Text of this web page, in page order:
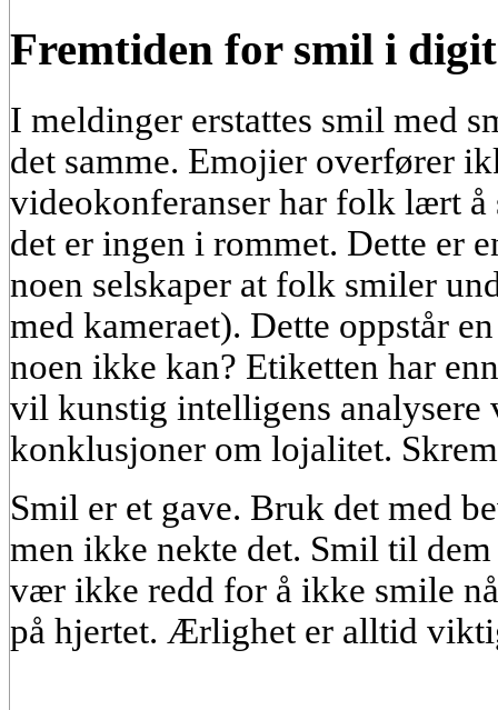
Fremtiden for smil i
I meldinger erstattes smil med
det samme. Emojier overfører
videokonferanser har folk lært å
det er ingen i rommet. Dette er
noen selskaper at folk smiler
med kameraet). Dette oppstår
noen ikke kan? Etiketten har
vil kunstig intelligens analysere
konklusjoner om lojalitet.
Smil er et gave. Bruk det med
men ikke nekte det. Smil til
vær ikke redd for å ikke smile
på hjertet. Ærlighet er alltid